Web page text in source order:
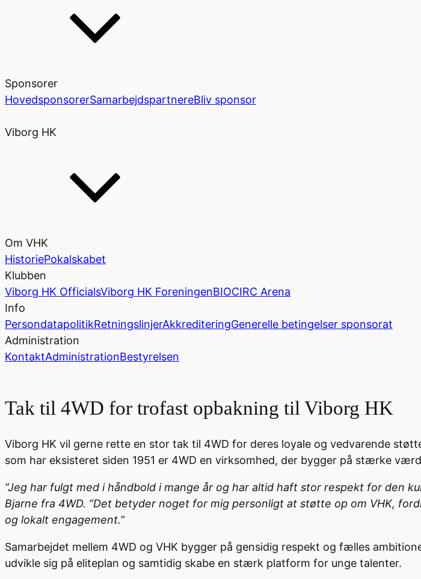
Sponsorer
HovedsponsorerSamarbejdspartnereBliv sponsor
Viborg HK
Om VHK
HistoriePokalskabet
Klubben
Viborg HK OfficialsViborg HK ForeningenBIOCIRC Arena
Info
PersondatapolitikRetningslinjerAkkrediteringGenerelle betingelser sponsorat
Administration
KontaktAdministrationBestyrelsen
Tak til 4WD for trofast opbakning til Viborg HK
Viborg HK vil gerne rette en stor tak til 4WD for deres loyale og vedvarende
som har eksisteret siden 1951 er 4WD en virksomhed, der bygger på stærke
”Jeg har fulgt med i håndbold i mange år og har altid haft stor respekt for den
Bjarne fra 4WD. ”Det betyder noget for mig personligt at støtte op om VHK,
og lokalt engagement.”
Samarbejdet mellem 4WD og VHK bygger på gensidig respekt og fælles
udvikle sig på eliteplan og samtidig skabe en stærk platform for unge talenter.